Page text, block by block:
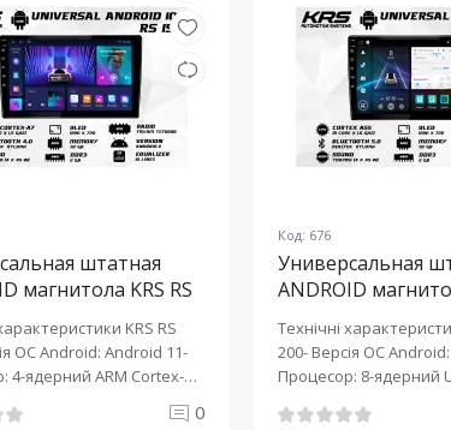
штатная
магнитола KRS RS
KRS RS
ОС Android: Android 11-
4-ядерний ARM Cortex-
0
Код: 676
Универсальная
ANDROID
Технічні
200- Версія ОС
Процесор: 8-ядерний